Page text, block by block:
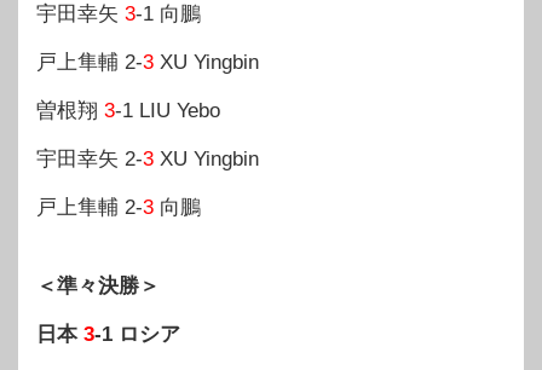
宇田幸矢 3-1 向鵬
戸上隼輔 2-3 XU Yingbin
曽根翔 3-1 LIU Yebo
宇田幸矢 2-3 XU Yingbin
戸上隼輔 2-3 向鵬
＜準々決勝＞
日本 3-1 ロシア